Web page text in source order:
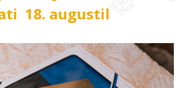
18. augustil